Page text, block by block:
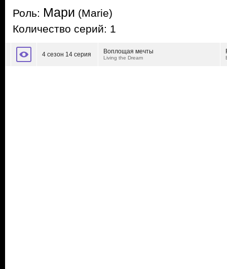
Роль: Мари (Marie)
Количество серий: 1
4 сезон 14 серия Воплощая мечты
Living the Dream